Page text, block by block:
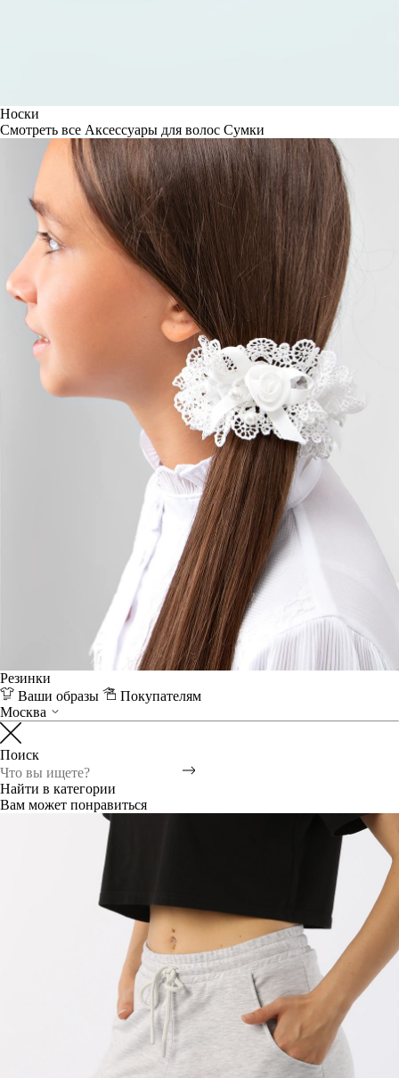
Носки
Смотреть все Аксессуары для волос Сумки
Резинки
Ваши образы
Покупателям
Москва
Поиск
Найти в категории
Вам может понравиться